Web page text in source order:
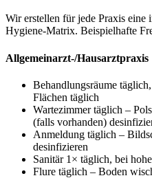
Wir erstellen für jede Praxis
Hygiene-Matrix. Beispielhafte
Allgemeinarzt-/Hausarztpraxis
Behandlungsräume
Flächen täglich
Wartezimmer täglich –
(falls vorhanden)
Anmeldung täglich –
desinfizieren
Sanitär 1× täglich, bei
Flure täglich – Boden